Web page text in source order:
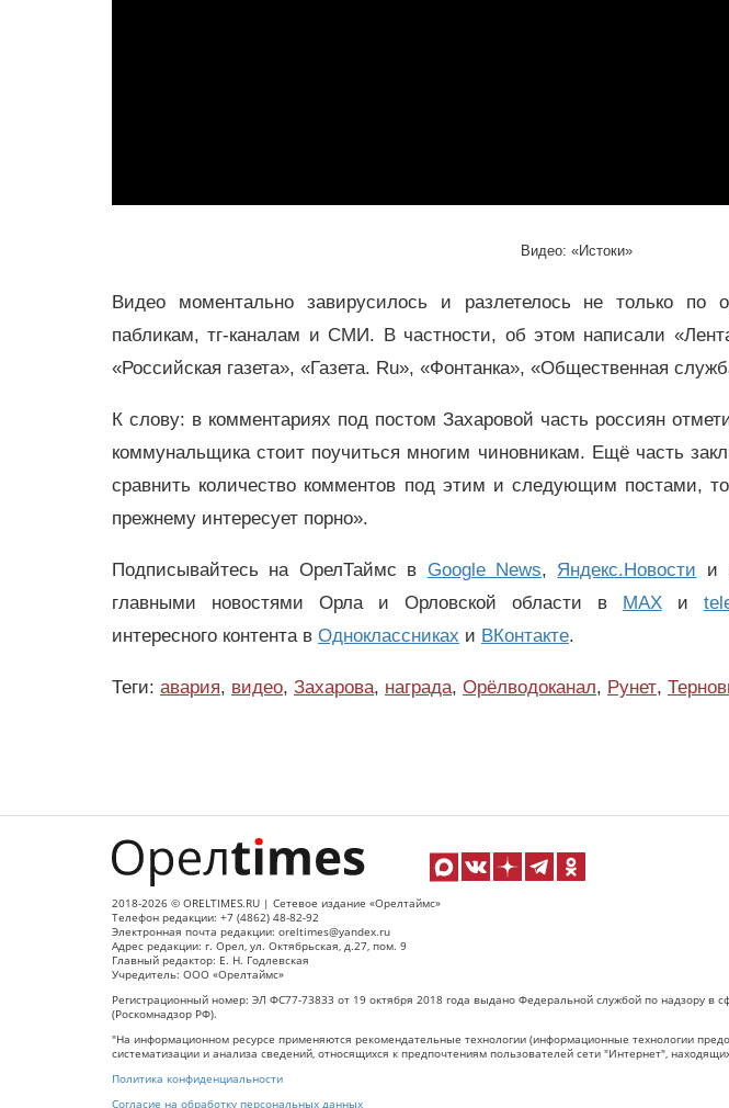
Видео: «Истоки»
Видео моментально завирусилось и разлетелось не только
пабликам, тг-каналам и СМИ. В частности, об этом написали
«Российская газета», «Газета. Ru», «Фонтанка», «Общественная
К слову: в комментариях под постом Захаровой часть россиян
коммунальщика стоит поучиться многим чиновникам. Ещё часть
сравнить количество комментов под этим и следующим постами,
прежнему интересует порно».
Подписывайтесь на ОрелТаймс в Google News, Яндекс.Новости и
главными новостями Орла и Орловской области в MAXи
интересного контента в Одноклассниках и ВКонтакте.
Теги: авария, видео, Захарова, награда, Орёлводоканал, Рунет,
2018-2026 © ORELTIMES.RU | Сетевое издание «Орелтаймс»
Телефон редакции: +7 (4862) 48-82-92
Электронная почта редакции: oreltimes@yandex.ru
Адрес редакции: г. Орел, ул. Октябрьская, д.27, пом. 9
Главный редактор: Е. Н. Годлевская
Учредитель: ООО «Орелтаймс»
Регистрационный номер: ЭЛ ФС77-73833 от 19 октября 2018 года выдано Федеральной службой по надзору в
(Роскомнадзор РФ).
"На информационном ресурсе применяются рекомендательные технологии (информационные технологии
систематизации и анализа сведений, относящихся к предпочтениям пользователей сети "Интернет",
Политика конфиденциальности
Согласие на обработку персональных данных